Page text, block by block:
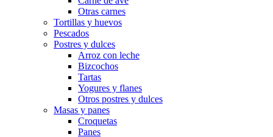
Otras carnes
Tortillas y huevos
Pescados
Postres y dulces
Arroz con leche
Bizcochos
Tartas
Yogures y flanes
Otros postres y dulces
Masas y panes
Croquetas
Panes